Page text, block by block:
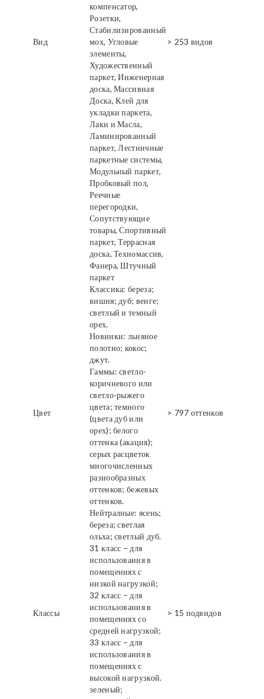
Вид
компенсатор,
Розетки,
Стабилизированный
мох, Угловые
элементы,
Художественный
паркет, Инженерная
доска, Массивная
Доска, Клей для
укладки паркета,
Лаки и Масла,
Ламинированный
паркет, Лестничные
паркетные системы,
Модульный паркет,
Пробковый пол,
Реечные
перегородки,
Сопутствующие
товары, Спортивный
паркет, Террасная
доска, Техномассив,
Фанера, Штучный
паркет
> 253 видов
Цвет
Классика: береза;
вишня; дуб; венге;
светлый и темный
орех.
Новинки: льняное
полотно; кокос;
джут.
Гаммы: светло-
коричневого или
светло-рыжего
цвета; темного
(цвета дуб или
орех); белого
оттенка (акация);
серых расцветок
многочисленных
разнообразных
оттенков; бежевых
оттенков.
Нейтралные: ясень;
береза; светлая
ольха; светлый дуб.
> 797 оттенков
Классы
31 класс – для
использования в
помещениях с
низкой нагрузкой;
32 класс – для
использования в
помещениях со
средней нагрузкой;
33 класс – для
использования в
помещениях с
высокой нагрузкой.
> 15 подвидов
зеленый;